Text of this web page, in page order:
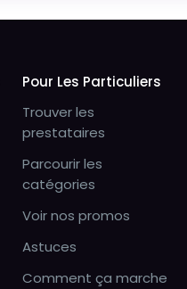
Pour Les Particuliers
Trouver les
prestataires
Parcourir les
catégories
Voir nos promos
Astuces
Comment ça marche